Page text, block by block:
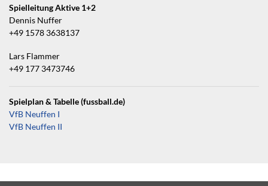
Spielleitung Aktive 1+2
Dennis Nuffer
+49 1578 3638137
Lars Flammer
+49 177 3473746
Spielplan & Tabelle (fussball.de)
VfB Neuffen I
VfB Neuffen II